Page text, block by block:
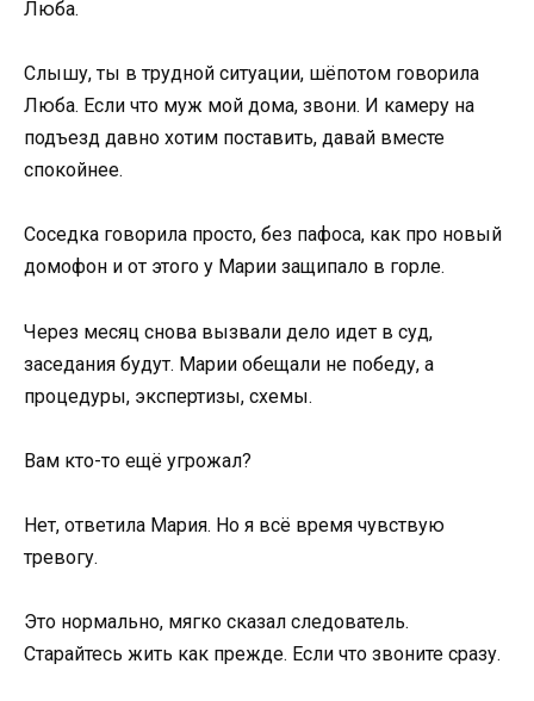
Люба.
Слышу, ты в трудной ситуации, шёпотом говорила
Люба. Если что муж мой дома, звони. И камеру на
подъезд давно хотим поставить, давай вместе
спокойнее.
Соседка говорила просто, без пафоса, как про новый
домофон и от этого у Марии защипало в горле.
Через месяц снова вызвали дело идет в суд,
заседания будут. Марии обещали не победу, а
процедуры, экспертизы, схемы.
Вам кто-то ещё угрожал?
Нет, ответила Мария. Но я всё время чувствую
тревогу.
Это нормально, мягко сказал следователь.
Старайтесь жить как прежде. Если что звоните сразу.